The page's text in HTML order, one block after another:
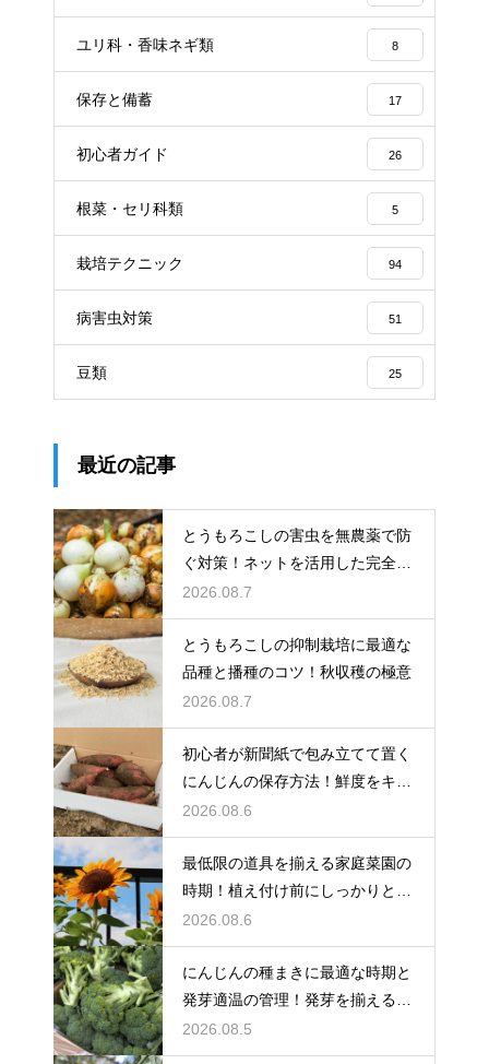
ユリ科・香味ネギ類 8
保存と備蓄 17
初心者ガイド 26
根菜・セリ科類 5
栽培テクニック 94
病害虫対策 51
豆類 25
最近の記事
とうもろこしの害虫を無農薬で防
ぐ対策！ネットを活用した完全防
御
2026.08.7
とうもろこしの抑制栽培に最適な
品種と播種のコツ！秋収穫の極意
2026.08.7
初心者が新聞紙で包み立てて置く
にんじんの保存方法！鮮度をキー
プする
2026.08.6
最低限の道具を揃える家庭菜園の
時期！植え付け前にしっかりと準
備をする
2026.08.6
にんじんの種まきに最適な時期と
発芽適温の管理！発芽を揃えるコ
ツ
2026.08.5